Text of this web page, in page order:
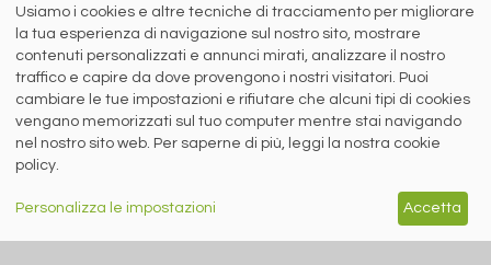
MERCATI
SERVIZI
ABBONAMENTI
MADE IN STEEL
NEWSLETTER
Capitale Sociale: 190.000€ interamente versato
Registro delle Imprese di Brescia
Codice Fiscale e Partita I.V.A.:
R.E.A. n. 419331
www.siderweb.com: Autorizzazione del Tribunale di Brescia n. 11/2004 del 17
Direttrice Responsabile:
Usiamo i cookies e altre tecniche di tracciamento per migliorare
la tua esperienza di navigazione sul nostro sito, mostrare
contenuti personalizzati e annunci mirati, analizzare il nostro
traffico e capire da dove provengono i nostri visitatori. Puoi
cambiare le tue impostazioni e rifiutare che alcuni tipi di cookies
vengano memorizzati sul tuo computer mentre stai navigando
nel nostro sito web. Per saperne di più, leggi la nostra cookie
policy.
Personalizza le impostazioni Accetta